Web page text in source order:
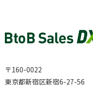
〒160-0022
東京都新宿区新宿6-27-56